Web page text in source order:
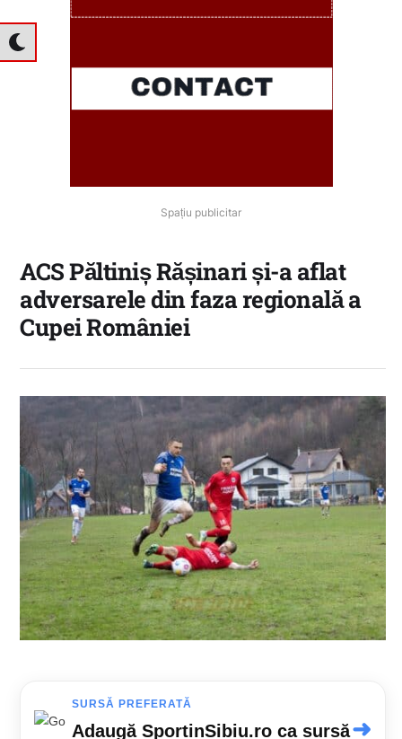
Spațiu publicitar
ACS Păltiniș Rășinari și-a aflat
adversarele din faza regională a
Cupei României
SURSĂ PREFERATĂ
Adaugă SportinSibiu.ro ca sursă➜